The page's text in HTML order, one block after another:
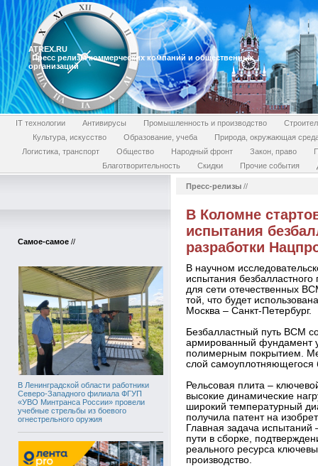
ATREX.RU
Пресс релизы коммерческих компаний и общественных
организаций
IT технологии Антивирусы Промышленность и производство
Культура, искусство
Образование, учеба
Природа, окружающая
Логистика, транспорт
Общество Народный фронт Закон, право
Благотворительность
Скидки Прочие события
Самое-самое //
В Ленинградской области работники
Северо-Западного филиала ФГУП
«УВО Минтранса России» провели
учебные стрельбы из боевого
огнестрельного оружия
Пресс-релизы //
В Коломне
испытания
разработки
В научном
испытания безбалластного
для сети отечественных
той, что будет
Москва – Санкт-Петербург.
Безбалластный путь ВСМ
армированный фундамент
полимерным покрытием.
слой самоуплотняющегося
Рельсовая плита –
высокие динамические
широкий температурный
получила патент на
Главная задача испытаний
пути в сборке,
реального ресурса
производство.